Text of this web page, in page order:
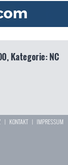
Kategorie: NC
| KONTAKT| IMPRESSUM